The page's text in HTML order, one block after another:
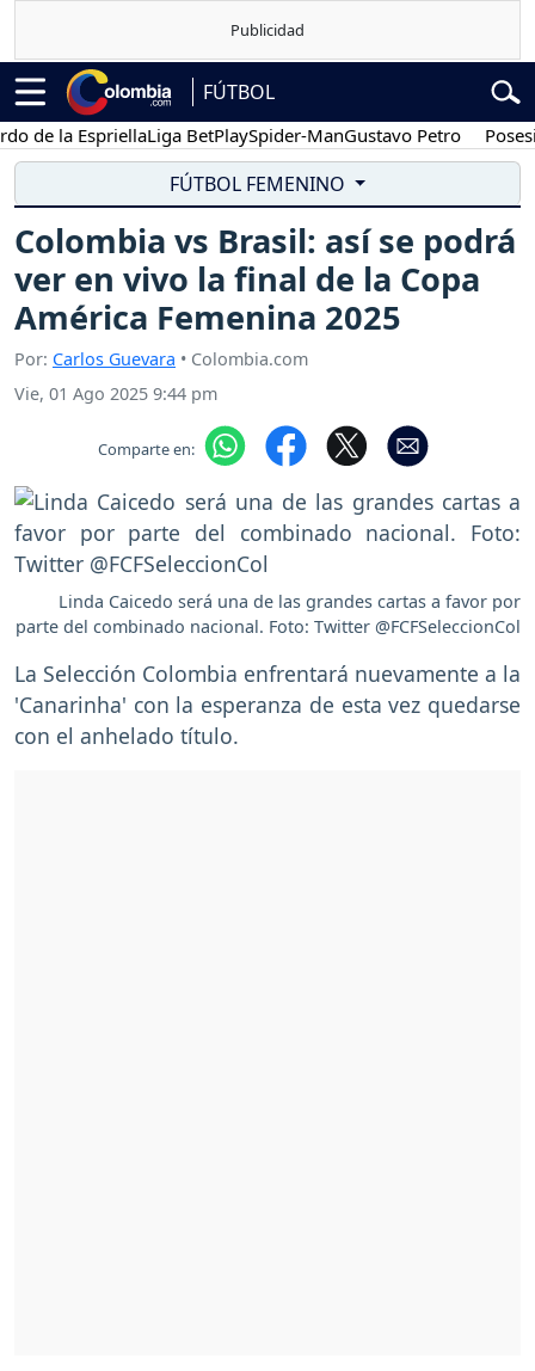
FÚTBOL
la EspriellaLiga BetPlaySpider-ManGustavo Petro Posesión
FÚTBOL FEMENINO
Colombia vs Brasil: así se podrá
ver en vivo la final de la Copa
América Femenina 2025
Por: Carlos Guevara • Colombia.com
Vie, 01 Ago 2025 9:44 pm
Comparte en:
Linda Caicedo será una de las grandes cartas a favor por
parte del combinado nacional. Foto: Twitter @FCFSeleccionCol
La Selección Colombia enfrentará nuevamente a la
'Canarinha' con la esperanza de esta vez quedarse
con el anhelado título.